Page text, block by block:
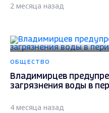
2 месяца назад
ОБЩЕСТВО
Владимирцев
загрязнения воды в
4 месяца назад